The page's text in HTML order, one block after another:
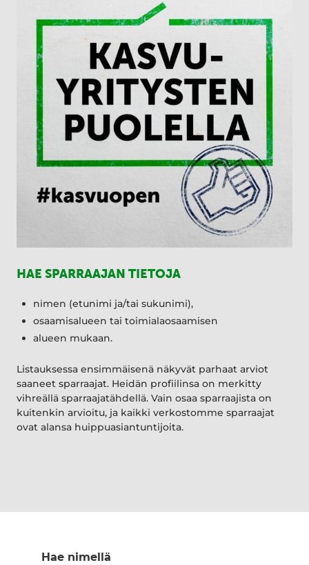
HAE SPARRAAJAN TIETOJA
nimen (etunimi ja/tai sukunimi),
osaamisalueen tai toimialaosaamisen
alueen mukaan.
Listauksessa ensimmäisenä näkyvät parhaat arviot
saaneet sparraajat. Heidän profiilinsa on merkitty
vihreällä sparraajatähdellä. Vain osaa sparraajista on
kuitenkin arvioitu, ja kaikki verkostomme sparraajat
ovat alansa huippuasiantuntijoita.
Hae nimellä